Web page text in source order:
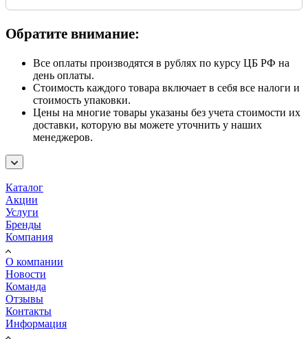
Обратите внимание:
Все оплаты производятся в рублях по курсу ЦБ РФ на
день оплаты.
Стоимость каждого товара включает в себя все налоги и
стоимость упаковки.
Цены на многие товары указаны без учета стоимости их
доставки, которую вы можете уточнить у наших
менеджеров.
Каталог
Акции
Услуги
Бренды
Компания
О компании
Новости
Команда
Отзывы
Контакты
Информация